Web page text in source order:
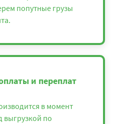
попутные грузы
и переплат
в момент
выгрузкой по